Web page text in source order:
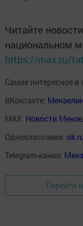
Читайте
национальном
https://max.ru/
Самое интересное
ВКонтакте:
MAX: Новости
Одноклассники:
Telegram-канал:
Перейти